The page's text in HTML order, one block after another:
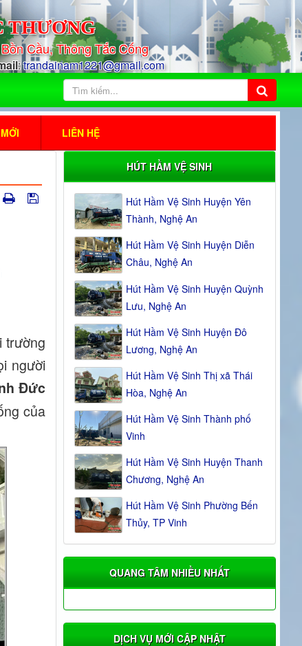
THƯƠNG
Bồn Cầu, Thông Tắc Cống
:trandainam1221@gmail.com
LIÊN HỆ
trường
người
Đức
của
HÚT HẦM VỆ SINH
Hút Hầm Vệ Sinh Huyện Yên
Thành, Nghệ An
Hút Hầm Vệ Sinh Huyện Diễn
Châu, Nghệ An
Hút Hầm Vệ Sinh Huyện Quỳnh
Lưu, Nghệ An
Hút Hầm Vệ Sinh Huyện Đô
Lương, Nghệ An
Hút Hầm Vệ Sinh Thị xã Thái
Hòa, Nghệ An
Hút Hầm Vệ Sinh Thành phố
Vinh
Hút Hầm Vệ Sinh Huyện Thanh
Chương, Nghệ An
Hút Hầm Vệ Sinh Phường Bến
Thủy, TP Vinh
QUANG TÂM NHIỀU NHẤT
DỊCH VỤ MỚI CẬP NHẬT